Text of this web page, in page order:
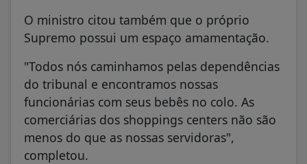
O ministro citou também que o próprio
Supremo possui um espaço amamentação.
"Todos nós caminhamos pelas dependências
do tribunal e encontramos nossas
funcionárias com seus bebês no colo. As
comerciárias dos shoppings centers não são
menos do que as nossas servidoras",
completou.